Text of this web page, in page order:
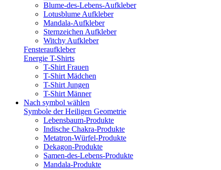
Blume-des-Lebens-Aufkleber
Lotusblume Aufkleber
Mandala-Aufkleber
Sternzeichen Aufkleber
Witchy Aufkleber
Fensteraufkleber
Energie T-Shirts
T-Shirt Frauen
T-Shirt Mädchen
T-Shirt Jungen
T-Shirt Männer
Nach symbol wählen
Symbole der Heiligen Geometrie
Lebensbaum-Produkte
Indische Chakra-Produkte
Metatron-Würfel-Produkte
Dekagon-Produkte
Samen-des-Lebens-Produkte
Mandala-Produkte